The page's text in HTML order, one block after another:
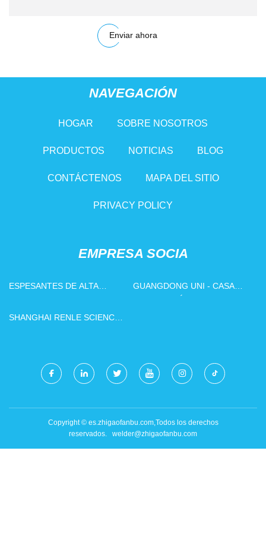
Enviar ahora
NAVEGACIÓN
HOGAR SOBRE NOSOTROS
PRODUCTOS NOTICIAS BLOG
CONTÁCTENOS MAPA DEL SITIO
PRIVACY POLICY
EMPRESA SOCIA
ESPESANTES DE ALTA
GUANGDONG UNI - CASA
SHANGHAI RENLE SCIENCE
Copyright © es.zhigaofanbu.com,Todos los derechos
reservados. welder@zhigaofanbu.com